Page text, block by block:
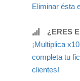
Eliminar ésta
¿ERES
¡Multiplica
completa tu
clientes!